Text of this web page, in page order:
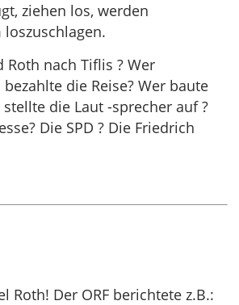
ziehen los, werden
Roth nach Tiflis ? Wer
die Reise? Wer baute
die Laut -sprecher auf ?
Die SPD ? Die Friedrich
Roth! Der ORF berichtete z.B.: